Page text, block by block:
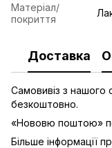
Матеріал/
покриття
Доставка
Самовивіз з нашого
безкоштовно.
«Нововю поштою»
Більше інформації